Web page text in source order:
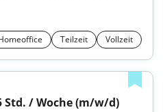
Teilzeit Vollzeit
Std. / Woche (m/w/d)